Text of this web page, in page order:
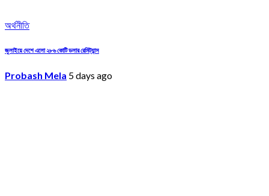
অর্থনীতি
জুলাইয়ে দেশে এলো ২৮৬ কোটি ডলার রেমিট্যান্স
Probash Mela 5 days ago